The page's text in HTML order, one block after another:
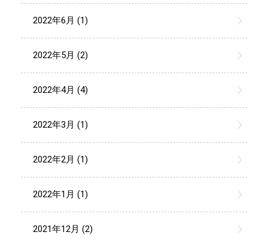
2022年6月 (1)
2022年5月 (2)
2022年4月 (4)
2022年3月 (1)
2022年2月 (1)
2022年1月 (1)
2021年12月 (2)